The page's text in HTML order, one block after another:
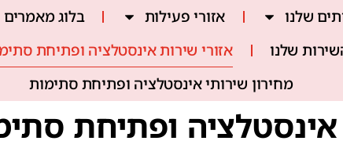
שלנו אזורי פעילות בלוג מאמרים
שלנו
אזורי שירות אינסטלציה ופתיחת
מחירון שירותי אינסטלציה ופתיחת סתימות
אינסטלציה ופתיחת